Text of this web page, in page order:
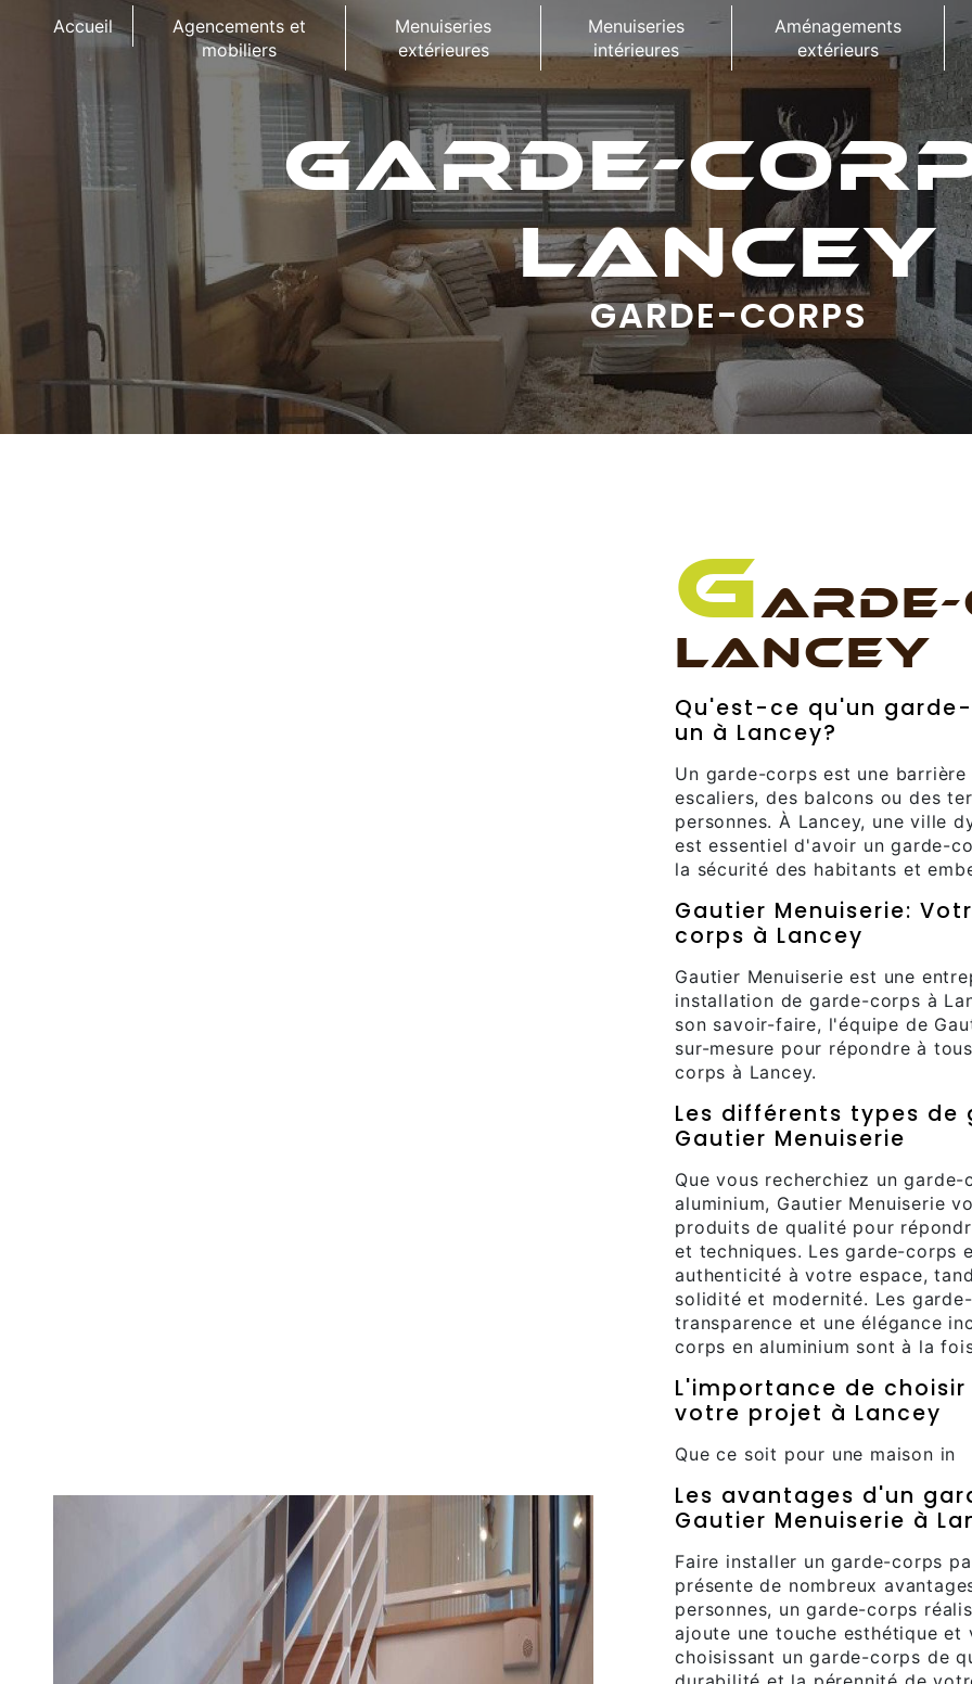
Accueil
Agencements et
mobiliers
Menuiseries
extérieures
Menuiseries
intérieures
Aménagements
extérieurs
GARDE-
LANCEY
GARDE-CORPS
G
LANCEY
Qu'est-ce qu'un
un à Lancey?
Un garde-corps est une
escaliers, des balcons ou des
personnes. À Lancey, une ville
est essentiel d'avoir un garde-
la sécurité des habitants et
Gautier Menuiserie:
corps à Lancey
Gautier Menuiserie est une
installation de garde-corps à
son savoir-faire, l'équipe de
sur-mesure pour répondre à
corps à Lancey.
Les différents types
Gautier Menuiserie
Que vous recherchiez un
aluminium, Gautier Menuiserie
produits de qualité pour
et techniques. Les garde-corps
authenticité à votre espace,
solidité et modernité. Les
transparence et une élégance
corps en aluminium sont à la
L'importance de
votre projet à Lancey
Que ce soit pour une maison in
Les avantages d'un
Gautier Menuiserie à
Faire installer un garde-corps
présente de nombreux
personnes, un garde-corps
ajoute une touche esthétique et
choisissant un garde-corps de
Panneau de gestion des cookies